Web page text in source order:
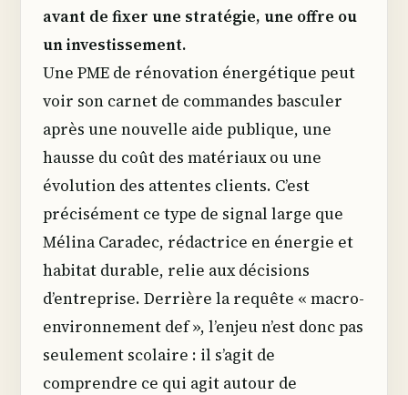
avant de fixer une stratégie, une offre ou
un investissement.
Une PME de rénovation énergétique peut
voir son carnet de commandes basculer
après une nouvelle aide publique, une
hausse du coût des matériaux ou une
évolution des attentes clients. C’est
précisément ce type de signal large que
Mélina Caradec, rédactrice en énergie et
habitat durable, relie aux décisions
d’entreprise. Derrière la requête « macro-
environnement def », l’enjeu n’est donc pas
seulement scolaire : il s’agit de
comprendre ce qui agit autour de